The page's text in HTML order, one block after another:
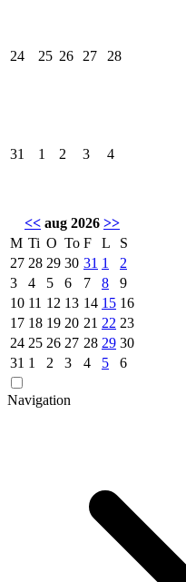
24 25 26 27 28
31 1 2 3 4
<< aug 2026 >>
M Ti O To F L
S
27 28 29 30 31 1
2
3
4 5 6 7 8
9
10 11 12 13 14 15 16
17 18 19 20 21 22 23
24 25 26 27 28 29 30
31 1 2 3 4 5 6
Navigation